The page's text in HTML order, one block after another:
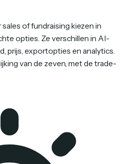
of fundraising kiezen in
opties. Ze verschillen in AI-
prijs, exportopties en analytics.
van de zeven, met de trade-